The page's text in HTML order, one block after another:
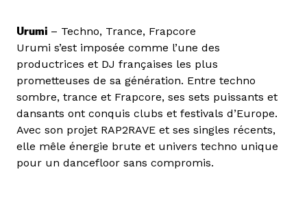
Urumi – Techno, Trance, Frapcore
Urumi s’est imposée comme l’une des
productrices et DJ françaises les plus
prometteuses de sa génération. Entre techno
sombre, trance et Frapcore, ses sets puissants et
dansants ont conquis clubs et festivals d’Europe.
Avec son projet RAP2RAVE et ses singles récents,
elle mêle énergie brute et univers techno unique
pour un dancefloor sans compromis.